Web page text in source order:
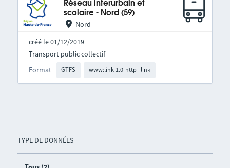
TYPE DE DONNÉES
Réseau interurbain et
scolaire - Nord (59)
Nord
créé le 01/12/2019
Format GTFS www:link-1.0-http--link
Transport public collectif